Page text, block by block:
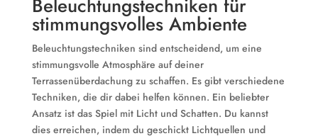
Beleuchtungstechniken für
stimmungsvolles Ambiente
Beleuchtungstechniken sind entscheidend, um eine
stimmungsvolle Atmosphäre auf deiner
Terrassenüberdachung zu schaffen. Es gibt verschiedene
Techniken, die dir dabei helfen können. Ein beliebter
Ansatz ist das Spiel mit Licht und Schatten. Du kannst
dies erreichen, indem du geschickt Lichtquellen und